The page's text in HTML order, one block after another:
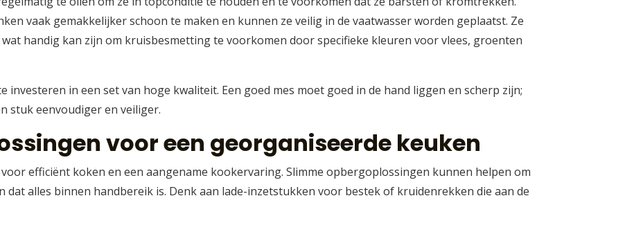
vaak gemakkelijker schoon te maken en kunnen ze veilig in de vaatwasser worden geplaatst. Ze
handig kan zijn om kruisbesmetting te voorkomen door specifieke kleuren voor vlees, groenten
investeren in een set van hoge kwaliteit. Een goed mes moet goed in de hand liggen en scherp zijn;
stuk eenvoudiger en veiliger.
voor een georganiseerde keuken
efficiënt koken en een aangename kookervaring. Slimme opbergoplossingen kunnen helpen om
alles binnen handbereik is. Denk aan lade-inzetstukken voor bestek of kruidenrekken die aan de